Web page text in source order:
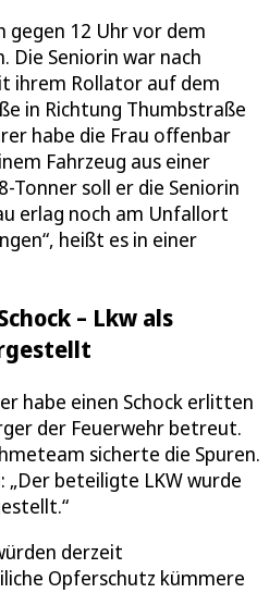
gegen 12 Uhr vor dem
Die Seniorin war nach
ihrem Rollator auf dem
in Richtung Thumbstraße
habe die Frau offenbar
Fahrzeug aus einer
Tonner soll er die Seniorin
erlag noch am Unfallort
heißt es in einer
– Lkw als
habe einen Schock erlitten
der Feuerwehr betreut.
sicherte die Spuren.
„Der beteiligte LKW wurde
derzeit
Opferschutz kümmere